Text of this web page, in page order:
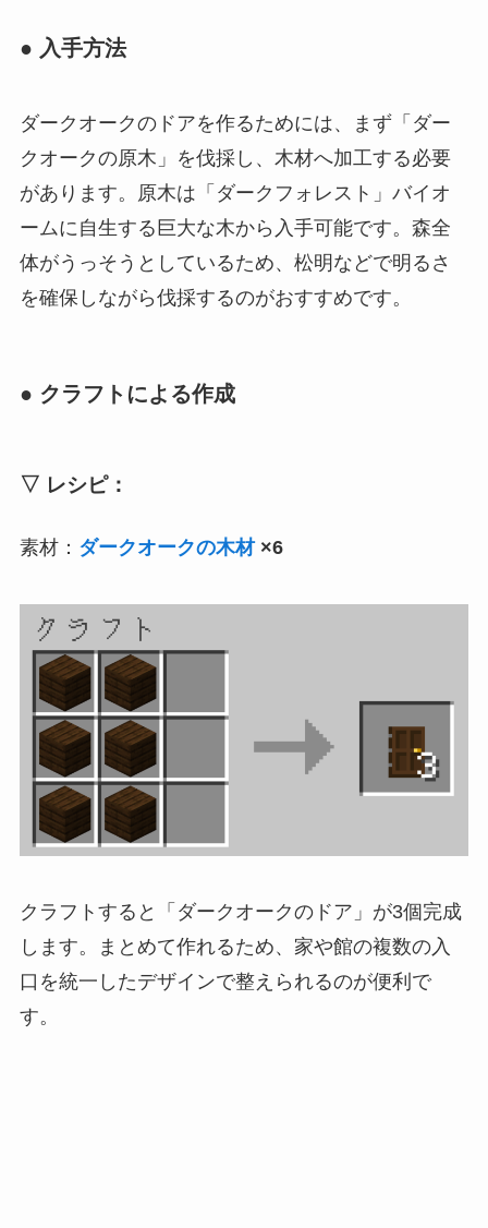
● 入手方法
ダークオークのドアを作るためには、まず「ダー
クオークの原木」を伐採し、木材へ加工する必要
があります。原木は「ダークフォレスト」バイオ
ームに自生する巨大な木から入手可能です。森全
体がうっそうとしているため、松明などで明るさ
を確保しながら伐採するのがおすすめです。
● クラフトによる作成
▽ レシピ：
素材： ダークオークの木材×6
クラフトすると「ダークオークのドア」が3個完成
します。まとめて作れるため、家や館の複数の入
口を統一したデザインで整えられるのが便利で
す。